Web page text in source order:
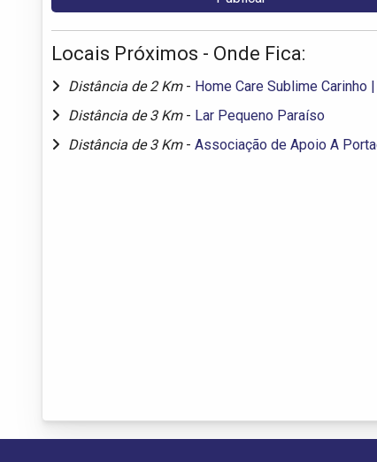
Locais Próximos - Onde Fica:
Distância de 2 Km - Home Care Sublime Carinho
Distância de 3 Km - Lar Pequeno Paraíso
Distância de 3 Km - Associação de Apoio A